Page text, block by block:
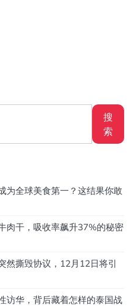
搜
索
为全球美食第一？这结果你敢
肉干，吸收率飙升37%的秘密
然撕毁协议，12月12日将引
访华，背后藏着怎样的泰国战